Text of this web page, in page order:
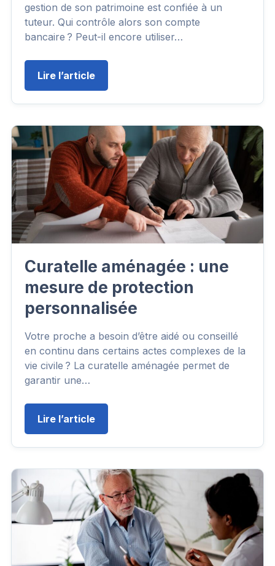
gestion de son patrimoine est confiée à un
tuteur. Qui contrôle alors son compte
bancaire ? Peut-il encore utiliser…
Lire l’article
Curatelle aménagée : une
mesure de protection
personnalisée
Votre proche a besoin d’être aidé ou conseillé
en continu dans certains actes complexes de la
vie civile ? La curatelle aménagée permet de
garantir une…
Lire l’article